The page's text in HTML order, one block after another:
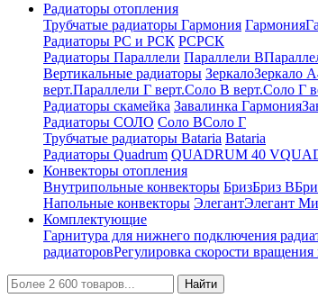
Радиаторы отопления
Трубчатые радиаторы Гармония Гармония
Радиаторы РС и РСК РСРСК
Радиаторы Параллели Параллели В
Вертикальные радиаторы ЗеркалоЗеркало
верт.Параллели Г верт.Соло В верт.Соло Г
Радиаторы скамейка Завалинка Гармония
Радиаторы СОЛО Соло ВСоло Г
Трубчатые радиаторы Bataria Bataria
Радиаторы Quadrum QUADRUM 40 V
Конвекторы отопления
Внутрипольные конвекторы БризБриз В
Напольные конвекторы ЭлегантЭлегант
Комплектующие
Гарнитура для нижнего подключения
радиаторовРегулировка скорости
Найти